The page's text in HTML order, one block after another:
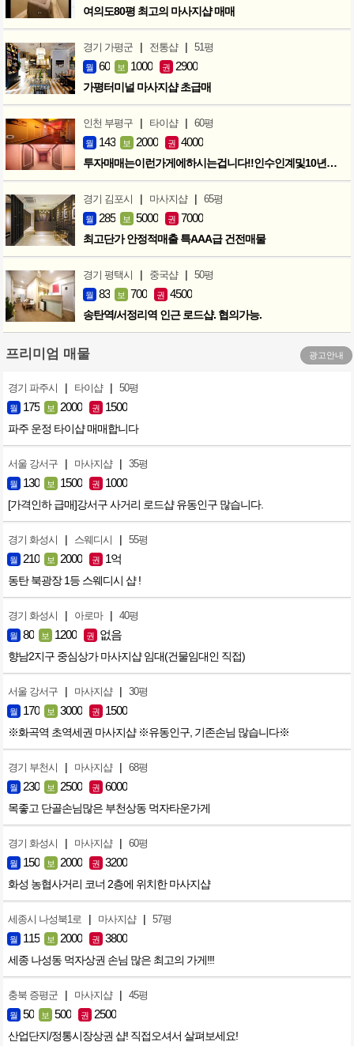
여의도80평 최고의 마사지샵 매매
경기 가평군 | 전통샵 | 51평
월 60 보 1000 권 2900
가평터미널 마사지샵 초급매
인천 부평구 | 타이샵 | 60평
월 143 보 2000 권 4000
투자매매는이런가게에하시는겁니다!!인수인계및10년노하우 모두승계
경기 김포시 | 마사지샵 | 65평
월 285 보 5000 권 7000
최고단가 안정적매출 특AAA급 건전매물
경기 평택시 | 중국샵 | 50평
월 83 보 700 권 4500
송탄역/서정리역 인근 로드샵. 협의가능.
프리미엄 매물 광고안내
경기 파주시 | 타이샵 | 50평
월 175 보 2000 권 1500
파주 운정 타이샵 매매합니다
서울 강서구 | 마사지샵 | 35평
월 130 보 1500 권 1000
[가격인하 급매]강서구 사거리 로드샵 유동인구 많습니다.
경기 화성시 | 스웨디시 | 55평
월 210 보 2000 권 1억
동탄 북광장 1등 스웨디시 샵 !
경기 화성시 | 아로마 | 40평
월 80 보 1200 권 없음
향남2지구 중심상가 마사지샵 임대(건물임대인 직접)
서울 강서구 | 마사지샵 | 30평
월 170 보 3000 권 1500
※화곡역 초역세권 마사지샵 ※유동인구, 기존손님 많습니다※
경기 부천시 | 마사지샵 | 68평
월 230 보 2500 권 6000
목좋고 단골손님많은 부천상동 먹자타운가게
경기 화성시 | 마사지샵 | 60평
월 150 보 2000 권 3200
화성 농협사거리 코너 2층에 위치한 마사지샵
세종시 나성북1로 | 마사지샵 | 57평
월 115 보 2000 권 3800
세종 나성동 먹자상권 손님 많은 최고의 가게!!!
충북 증평군 | 마사지샵 | 45평
월 50 보 500 권 2500
산업단지/정통시장상권 샵! 직접오셔서 살펴보세요!